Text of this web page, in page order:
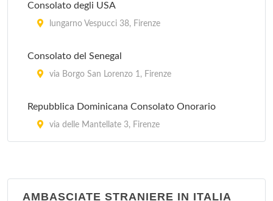
Consolato degli USA
lungarno Vespucci 38, Firenze
Consolato del Senegal
via Borgo San Lorenzo 1, Firenze
Repubblica Dominicana Consolato Onorario
via delle Mantellate 3, Firenze
AMBASCIATE STRANIERE IN ITALIA